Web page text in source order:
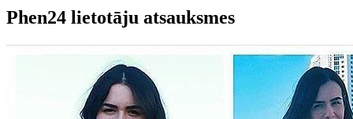
Phen24 lietotāju atsauksmes